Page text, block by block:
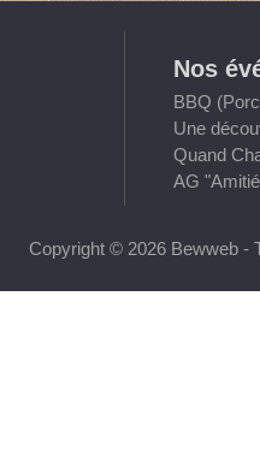
Nos
BBQ
Une
Quand
AG
Copyright © 2026 Bewweb -